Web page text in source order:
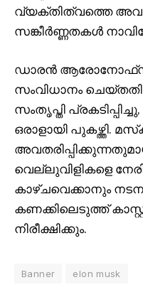
വ്യക്തിത്വത്തെ
സങ്കീർണ്ണതകൾ
ഡാരൻ
സംവിധാനം
സംതൃപ്തി
ഒരാളായി പുകഴ്ത്തി.
വെല്ലുവിളികളെ
കാഴ്ചവെക്കാനും
കണക്കിലെടുത്ത്
നിരീക്ഷിക്കും.
Banner elon musk